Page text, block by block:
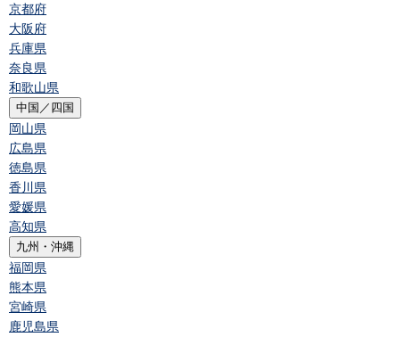
京都府
大阪府
兵庫県
奈良県
和歌山県
中国／四国
岡山県
広島県
徳島県
香川県
愛媛県
高知県
九州・沖縄
福岡県
熊本県
宮崎県
鹿児島県